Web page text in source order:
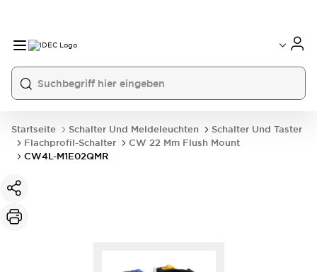
Startseite Schalter Und Meldeleuchten
Schalter Und Taster
Flachprofil-Schalter
CW 22 Mm Flush Mount
CW4L-M1E02QMR